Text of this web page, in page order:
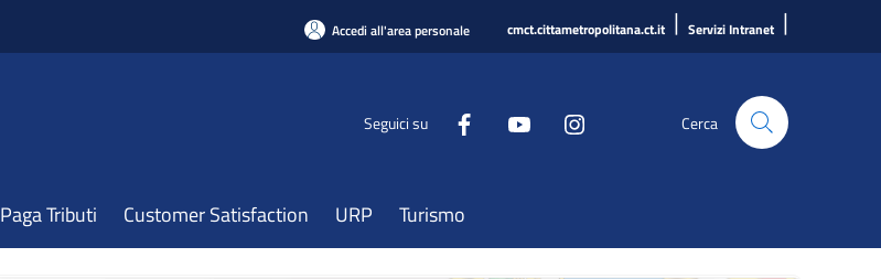
Accedi all'area personale cmct.cittametropolitana.ct.it | Servizi Intranet |
Seguici su Cerca
Paga Tributi Customer Satisfaction URP Turismo